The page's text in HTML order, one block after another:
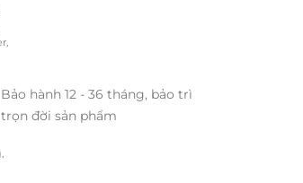
Bảo hành 12 - 36 tháng, bảo trì
trọn đời sản phẩm